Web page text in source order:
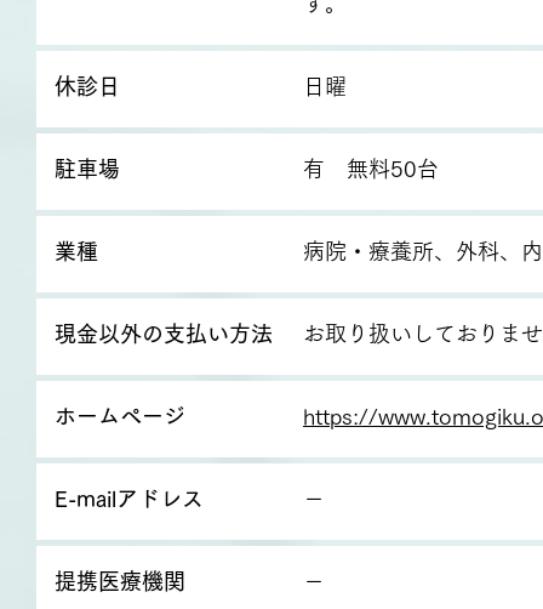
休診日 日曜
駐車場 有 無料50台
業種 病院・療養所、外科、
現金以外の支払い方法 お取り扱いしておりま
ホームページ https://
E-mailアドレス －
提携医療機関 －